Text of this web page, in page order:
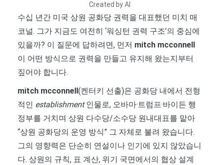
Created by AI
수십 년간 미국 상원 공화당 권력을 대표했던 미치 매
코널. 그가 지금도 여전히 ‘워싱턴 권력 구조’의 중심에
있을까? 이 질문에 답하려면, 먼저 mitch mcconnell
이 어떤 방식으로 권력을 만들고 유지해 왔는지부터
짚어야 합니다.
mitch mcconnell(켄터키 선출)은 공화당 내에서 전형
적인 establishment인물로, 오바마·트럼프·바이든 행
정부를 거치며 상원 다수당/소수당 원내대표를 맡아
“상원 공화당의 운영 방식” 그 자체로 불려 왔습니다.
그의 영향력은 단순히 연설이나 인기에 있지 않았습니
다. 상원의 규칙, 표 계산, 위기 국면에서의 협상 설계